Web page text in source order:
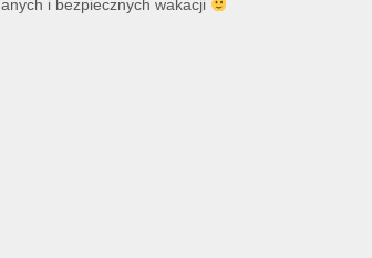
i bezpiecznych wakacji